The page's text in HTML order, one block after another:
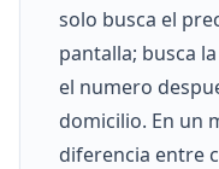
solo busca el
pantalla; busca
el numero
domicilio. En un
diferencia entre